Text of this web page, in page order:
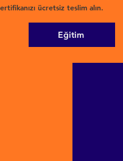
ücretsiz teslim alın.
Eğitim